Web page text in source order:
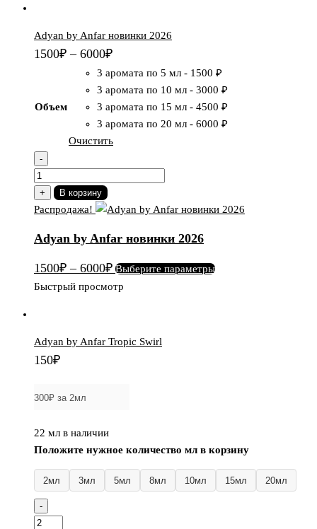
Adyan by Anfar новинки 2026
1500₽ – 6000₽
Объем
3 аромата по 5 мл - 1500 ₽
3 аромата по 10 мл - 3000 ₽
3 аромата по 15 мл - 4500 ₽
3 аромата по 20 мл - 6000 ₽
Очистить
-
Количество
товара
Adyan
Anfar
2026
+ В корзину
Распродажа!
Adyan by Anfar новинки 2026
1500₽ – 6000₽ Выберите параметрыЭтот
Быстрый просмотр
Adyan by Anfar Tropic Swirl
150₽
22 мл в наличии
Положите нужное количество мл в корзину
2мл 3мл 5мл 8мл 10мл 15мл 20мл
-
Количество